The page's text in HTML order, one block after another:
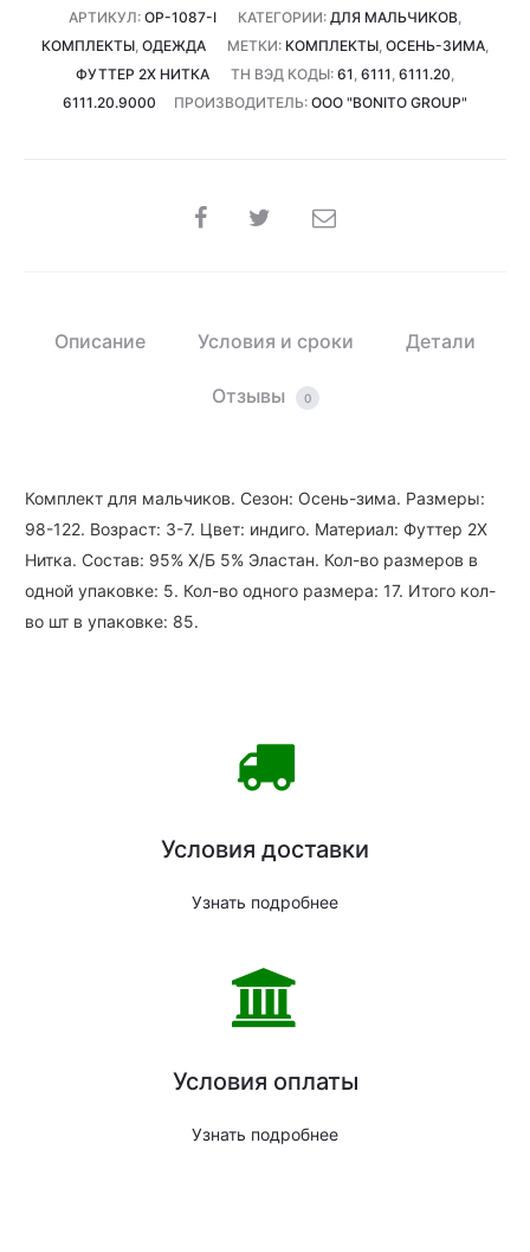
АРТИКУЛ: ОР-1087-I КАТЕГОРИИ: ДЛЯ МАЛЬЧИКОВ,
КОМПЛЕКТЫ, ОДЕЖДА МЕТКИ: КОМПЛЕКТЫ, ОСЕНЬ-ЗИМА,
ФУТТЕР 2Х НИТКА
ТН ВЭД КОДЫ: 61, 6111, 6111.20,
6111.20.9000
ПРОИЗВОДИТЕЛЬ: ООО "BONITO GROUP"
SHARE
Описание Условия и сроки Детали
Отзывы 0
Комплект для мальчиков. Сезон: Осень-зима. Размеры:
98-122. Возраст: 3-7. Цвет: индиго. Материал: Футтер 2Х
Нитка. Состав: 95% Х/Б 5% Эластан. Кол-во размеров в
одной упаковке: 5. Кол-во одного размера: 17. Итого кол-
во шт в упаковке: 85.
Условия доставки
Узнать подробнее
Условия оплаты
Узнать подробнее